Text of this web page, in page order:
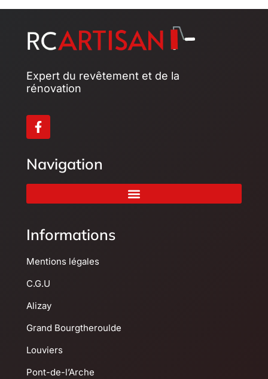
Expert du revêtement et de la
rénovation
Navigation
Informations
Mentions légales
C.G.U
Alizay
Grand Bourgtheroulde
Louviers
Pont-de-l’Arche